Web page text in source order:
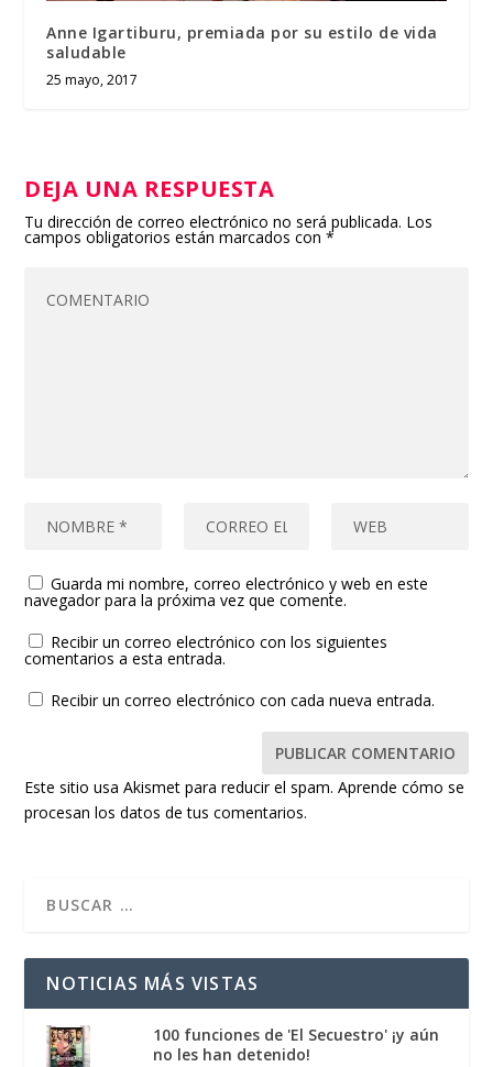
Anne Igartiburu, premiada por su estilo de vida
saludable
25 mayo, 2017
DEJA UNA RESPUESTA
Tu dirección de correo electrónico no será publicada. Los
campos obligatorios están marcados con*
Guarda mi nombre, correo electrónico y web en este
navegador para la próxima vez que comente.
Recibir un correo electrónico con los siguientes
comentarios a esta entrada.
Recibir un correo electrónico con cada nueva entrada.
Este sitio usa Akismet para reducir el spam.Aprende cómo se
procesan los datos de tus comentarios.
NOTICIAS MÁS VISTAS
100 funciones de 'El Secuestro' ¡y aún
no les han detenido!